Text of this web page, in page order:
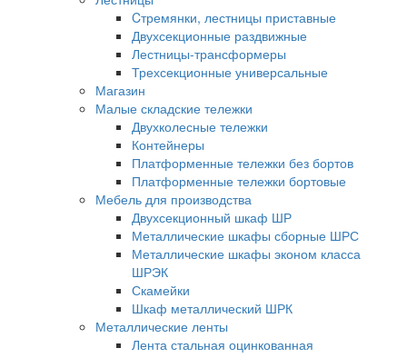
Cтремянки, лестницы приставные
Двухсекционные раздвижные
Лестницы-трансформеры
Трехсекционные универсальные
Магазин
Малые складские тележки
Двухколесные тележки
Контейнеры
Платформенные тележки без бортов
Платформенные тележки бортовые
Мебель для производства
Двухсекционный шкаф ШР
Металлические шкафы сборные ШРС
Металлические шкафы эконом класса
ШРЭК
Скамейки
Шкаф металлический ШРК
Металлические ленты
Лента стальная оцинкованная